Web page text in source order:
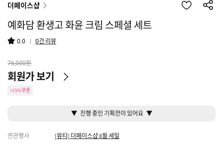
더페이스샵
예화담 환생고 화윤 크림 스페셜 세트
0.0 0건 리뷰
76,000원
회원가 보기
+15%쿠폰
▼ 진행 중인 기획전이 있어요 ▼
연관행사 [뷰티] 더페이스샵 8월 세일